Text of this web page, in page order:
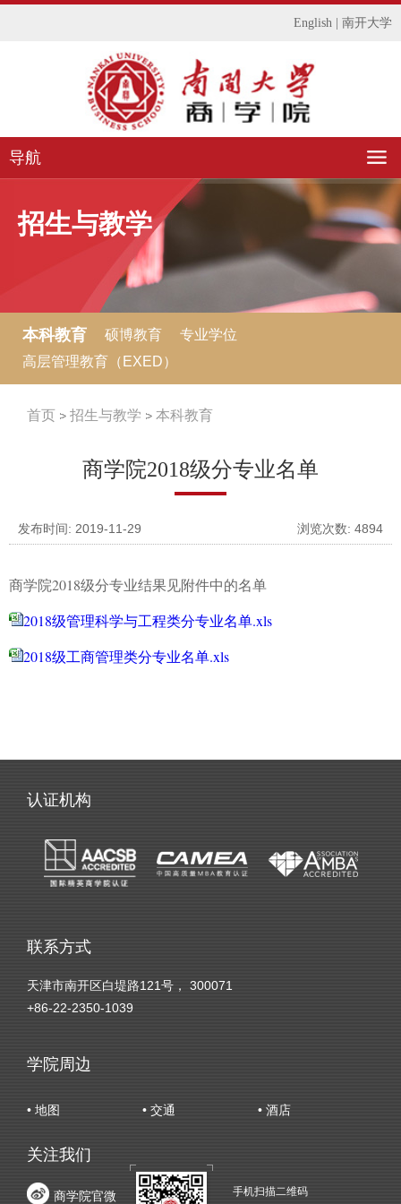
English 南开大学
导航
招生与教学
本科教育 硕博教育
专业学位
高层管理教育（EXED）
首页 招生与教学 本科教育
商学院2018级分专业名单
发布时间: 2019-11-29 浏览次数: 4894
商学院2018级分专业结果见附件中的名单
2018级管理科学与工程类分专业名单.xls
2018级工商管理类分专业名单.xls
认证机构
联系方式
天津市南开区白堤路121号， 300071
+86-22-2350-1039
学院周边
• 地图 • 交通 • 酒店
关注我们
商学院官微
手机扫描二维码